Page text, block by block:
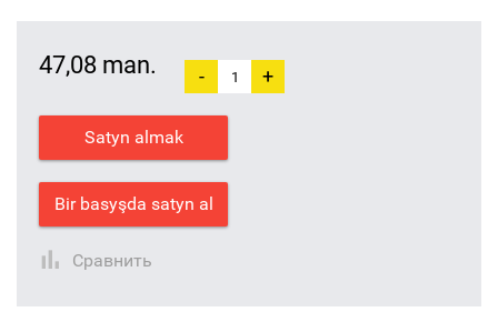
47,08 man. - +
Satyn almak
Bir basyşda satyn al
Сравнить